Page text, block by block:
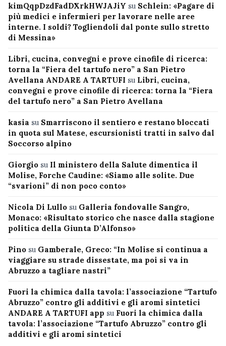
kimQqpDzdFadDXrkHWJAJiY su Schlein: «Pagare di
più medici e infermieri per lavorare nelle aree
interne. I soldi? Togliendoli dal ponte sullo stretto
di Messina»
Libri, cucina, convegni e prove cinofile di ricerca:
torna la “Fiera del tartufo nero” a San Pietro
Avellana ANDARE A TARTUFI su Libri, cucina,
convegni e prove cinofile di ricerca: torna la “Fiera
del tartufo nero” a San Pietro Avellana
kasia su Smarriscono il sentiero e restano bloccati
in quota sul Matese, escursionisti tratti in salvo dal
Soccorso alpino
Giorgio su Il ministero della Salute dimentica il
Molise, Forche Caudine: «Siamo alle solite. Due
“svarioni” di non poco conto»
Nicola Di Lullo su Galleria fondovalle Sangro,
Monaco: «Risultato storico che nasce dalla stagione
politica della Giunta D’Alfonso»
Pino su Gamberale, Greco: “In Molise si continua a
viaggiare su strade dissestate, ma poi si va in
Abruzzo a tagliare nastri”
Fuori la chimica dalla tavola: l’associazione “Tartufo
Abruzzo” contro gli additivi e gli aromi sintetici
ANDARE A TARTUFI app su Fuori la chimica dalla
tavola: l’associazione “Tartufo Abruzzo” contro gli
additivi e gli aromi sintetici